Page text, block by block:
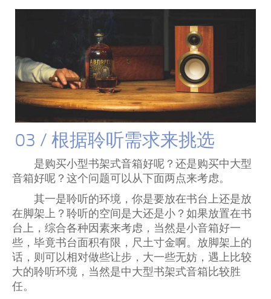
03 / 根据聆听需求来挑选
是购买小型书架式音箱好呢？还是购买中大型
音箱好呢？这个问题可以从下面两点来考虑。
其一是聆听的环境，你是要放在书台上还是放
在脚架上？聆听的空间是大还是小？如果放置在书
台上，综合各种因素来考虑，当然是小音箱好一
些，毕竟书台面积有限，尺土寸金啊。放脚架上的
话，则可以相对做些让步，大一些无妨，遇上比较
大的聆听环境，当然是中大型书架式音箱比较胜
任。